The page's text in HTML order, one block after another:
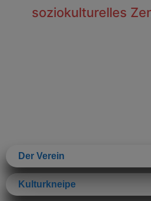
springensoziokulturelles
Der Verein
Kulturkneipe